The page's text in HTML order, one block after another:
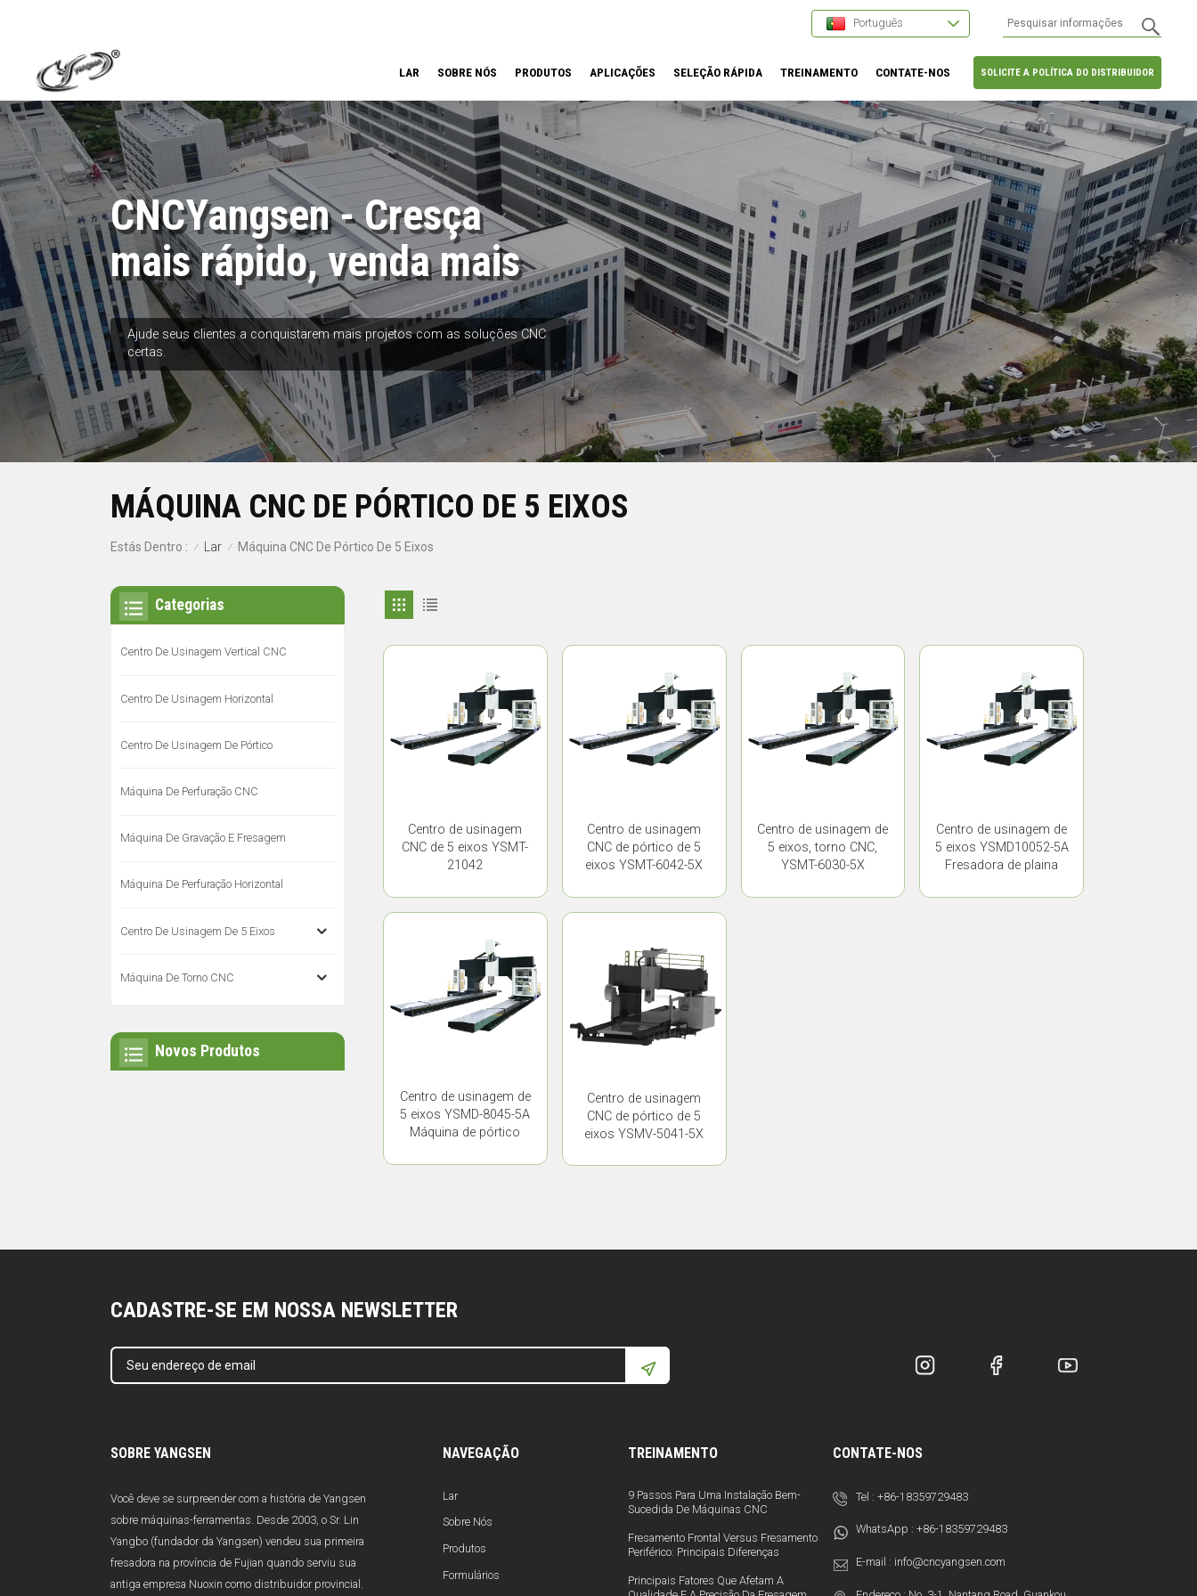
Português
SOLICITE A POLÍTICA DO DISTRIBUIDOR
LAR SOBRE NÓS PRODUTOS APLICAÇÕES SELEÇÃO RÁPIDA TREINAMENTO CONTATE-NOS
CNCYangsen - Cresça
mais rápido, venda mais
Ajude seus clientes a conquistarem mais projetos com as soluções CNC
certas.
MÁQUINA CNC DE PÓRTICO DE 5 EIXOS
Estás Dentro : / Lar / Máquina CNC De Pórtico De 5 Eixos
Centro de usinagem
CNC de 5 eixos YSMT-
21042
Centro de usinagem
CNC de pórtico de 5
eixos YSMT-6042-5X
Centro de usinagem de
5 eixos, torno CNC,
YSMT-6030-5X
Centro de usinagem de
5 eixos YSMD10052-5A
Fresadora de plaina
Centro de usinagem de
5 eixos YSMD-8045-5A
Máquina de pórtico
Centro de usinagem
CNC de pórtico de 5
eixos YSMV-5041-5X
Categorias
Centro De Usinagem Vertical CNC
Centro De Usinagem Horizontal
Centro De Usinagem De Pórtico
Máquina De Perfuração CNC
Máquina De Gravação E Fresagem
Máquina De Perfuração Horizontal
Centro De Usinagem De 5 Eixos
Máquina De Torno CNC
Novos Produtos
CADASTRE-SE EM NOSSA NEWSLETTER
SOBRE YANGSEN
Você deve se surpreender com a história de Yangsen
sobre máquinas-ferramentas. Desde 2003, o Sr. Lin
Yangbo (fundador da Yangsen) vendeu sua primeira
fresadora na província de Fujian quando serviu sua
antiga empresa Nuoxin como distribuidor provincial.
NAVEGAÇÃO
Lar
Sobre Nós
Produtos
Formulários
TREINAMENTO
9 Passos Para Uma Instalação Bem-
Sucedida De Máquinas CNC
Fresamento Frontal Versus Fresamento
Periférico: Principais Diferenças
Principais Fatores Que Afetam A
CONTATE-NOS
Tel :+86-18359729483
WhatsApp :+86-18359729483
E-mail : info@cncyangsen.com